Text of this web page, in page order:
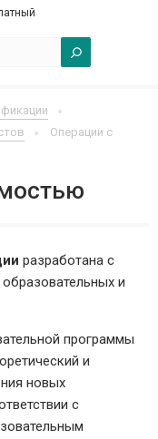
Операции с
разработана с
и
программы
и
новых
с